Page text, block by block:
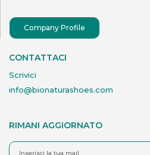
Company Profile
CONTATTACI
Scrivici
info@bionaturashoes.com
RIMANI AGGIORNATO